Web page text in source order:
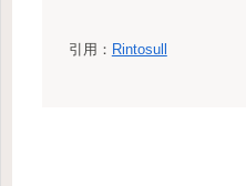
引用： Rintosull